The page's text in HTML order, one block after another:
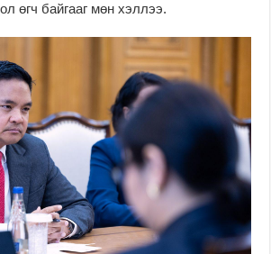
өгч байгааг мөн хэллээ.